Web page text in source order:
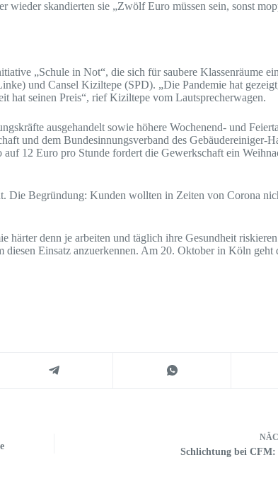
wieder skandierten sie „Zwölf Euro müssen sein, sonst
„Schule in Not“, die sich für saubere Klassenräume
und Cansel Kiziltepe (SPD). „Die Pandemie hat
hat seinen Preis“, rief Kiziltepe vom Lautsprecherwagen.
ausgehandelt sowie höhere Wochenend- und
und dem Bundesinnungsverband des Gebäudereiniger-
12 Euro pro Stunde fordert die Gewerkschaft ein
Die Begründung: Kunden wollten in Zeiten von Corona
härter denn je arbeiten und täglich ihre Gesundheit
diesen Einsatz anzuerkennen. Am 20. Oktober in Köln geht
Schlichtung bei